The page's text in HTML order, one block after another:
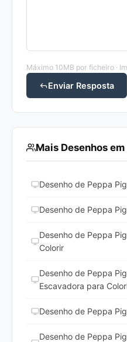
Máximo 10MB por ficheiro ·
Enviar Resposta
Mais Desenhos
Desenho de Peppa
Desenho de Peppa
Desenho de Peppa
Colorir
Desenho de Peppa
Escavadora para
Desenho de Peppa
Desenho de Peppa